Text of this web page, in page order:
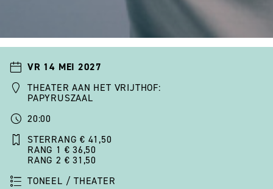
VR 14 MEI 2027
THEATER AAN HET VRIJTHOF:
PAPYRUSZAAL
20:00
STERRANG € 41,50
RANG 1 € 36,50
RANG 2 € 31,50
TONEEL / THEATER